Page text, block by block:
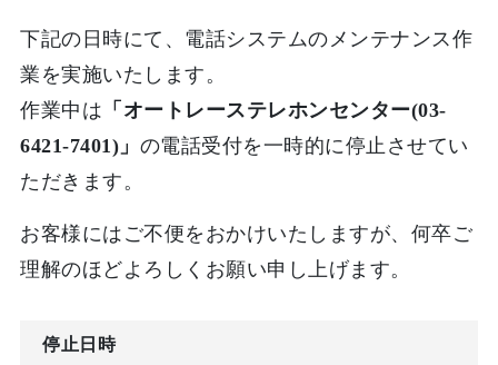
下記の日時にて、電話システムのメンテナンス作
業を実施いたします。
作業中は 「オートレーステレホンセンター(03-
6421-7401)」 の電話受付を一時的に停止させてい
ただきます。
お客様にはご不便をおかけいたしますが、何卒ご
理解のほどよろしくお願い申し上げます。
停止日時